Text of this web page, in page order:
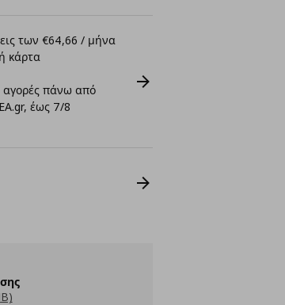
των €64,66 / μήνα
κάρτα
αγορές πάνω από
έως 7/8